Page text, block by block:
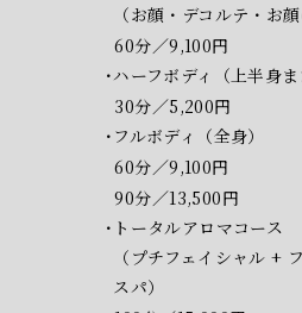
（お顔・デコルテ・お顔
60分／9,100円
ハーフボディ（上半身ま
30分／5,200円
フルボディ（全身）
60分／9,100円
90分／13,500円
トータルアロマコース
（プチフェイシャル +
スパ）